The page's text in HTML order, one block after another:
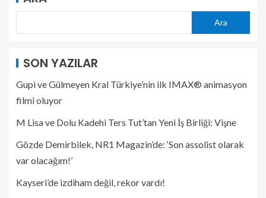
Ara
SON YAZILAR
Gupi ve Gülmeyen Kral Türkiye’nin ilk IMAX® animasyon
filmi oluyor
M Lisa ve Dolu Kadehi Ters Tut’tan Yeni İş Birliği: Vişne
Gözde Demirbilek, NR1 Magazin’de: ‘Son assolist olarak
var olacağım!’
Kayseri’de izdiham değil, rekor vardı!